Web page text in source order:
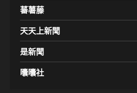
蕃薯藤
天天上新聞
是新聞
囔囔社